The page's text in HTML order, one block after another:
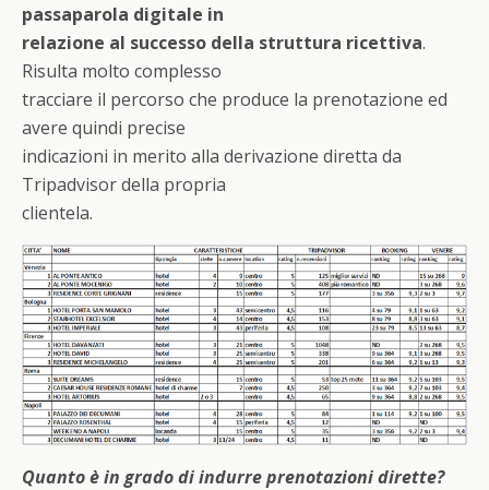
passaparola digitale in
relazione al successo della struttura ricettiva.
Risulta molto complesso
tracciare il percorso che produce la prenotazione ed
avere quindi precise
indicazioni in merito alla derivazione diretta da
Tripadvisor della propria
clientela.
Quanto è in grado di indurre prenotazioni dirette?